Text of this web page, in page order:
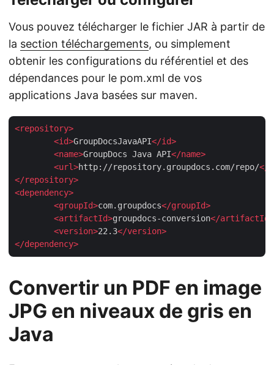
Vous pouvez télécharger le fichier JAR à partir de
la section téléchargements, ou simplement
obtenir les configurations du référentiel et des
dépendances pour le pom.xml de vos
applications Java basées sur maven.
<repository>
<id>GroupDocsJavaAPI</id>
<name>GroupDocs Java API</name>
<url>http://repository.groupdocs.com/repo/</
</repository>
<dependency>
<groupId>com.groupdocs</groupId>
<artifactId>groupdocs-conversion</artifactId
<version>22.3</version>
</dependency>
Convertir un PDF en image
JPG en niveaux de gris en
Java